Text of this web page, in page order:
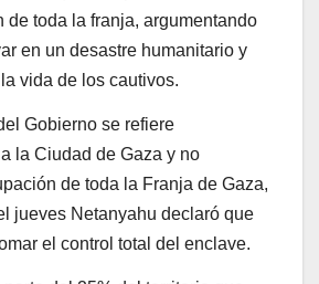
de toda la franja, argumentando
en un desastre humanitario y
vida de los cautivos.
Gobierno se refiere
la Ciudad de Gaza y no
de toda la Franja de Gaza,
jueves Netanyahu declaró que
el control total del enclave.